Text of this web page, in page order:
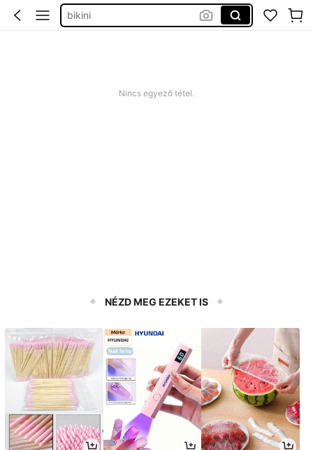
strandruha
Nincs egyező tétel.
NÉZD MEG EZEKET IS